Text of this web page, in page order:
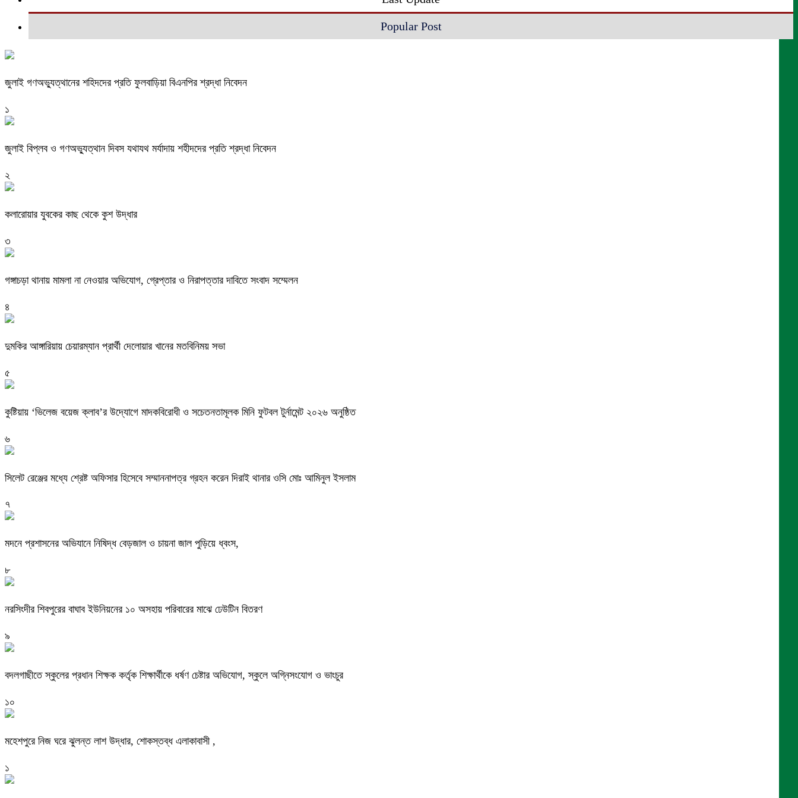
Popular Post
জুলাই গণঅভ্যুত্থানের শহিদদের প্রতি ফুলবাড়িয়া বিএনপির শ্রদ্ধা নিবেদন
১
জুলাই বিপ্লব ও গণঅভ্যুত্থান দিবস যথাযথ মর্যাদায় শহীদদের প্রতি শ্রদ্ধা নিবেদন
২
কলারোয়ার যুবকের কাছ থেকে কুশ উদ্ধার
৩
গঙ্গাচড়া থানায় মামলা না নেওয়ার অভিযোগ, গ্রেপ্তার ও নিরাপত্তার দাবিতে সংবাদ সম্মেলন
৪
দুমকির আঙ্গারিয়ায় চেয়ারম্যান প্রার্থী দেলোয়ার খানের মতবিনিময় সভা
৫
কুষ্টিয়ায় ‘ভিলেজ বয়েজ ক্লাব’র উদ্যোগে মাদকবিরোধী ও সচেতনতামূলক মিনি ফুটবল টুর্নামেন্ট ২০২৬ অনুষ্ঠিত
৬
সিলেট রেঞ্জের মধ্যে শ্রেষ্ট অফিসার হিসেবে সম্মাননাপত্র গ্রহন করেন দিরাই থানার ওসি মোঃ আমিনুল ইসলাম
৭
মদনে প্রশাসনের অভিযানে নিষিদ্ধ বেড়জাল ও চায়না জাল পুড়িয়ে ধ্বংস,
৮
নরসিংদীর শিবপুরের বাঘাব ইউনিয়নের ১০ অসহায় পরিবারের মাঝে ঢেউটিন বিতরণ
৯
বদলগাছীতে স্কুলের প্রধান শিক্ষক কর্তৃক শিক্ষার্থীকে ধর্ষণ চেষ্টার অভিযোগ, স্কুলে অগ্নিসংযোগ ও ভাংচুর
১০
মহেশপুরে নিজ ঘরে ঝুলন্ত লাশ উদ্ধার, শোকস্তব্ধ এলাকাবাসী ,
১